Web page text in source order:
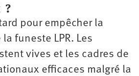
?
pour empêcher la
funeste LPR. Les
vives et les cadres de
efficaces malgré la